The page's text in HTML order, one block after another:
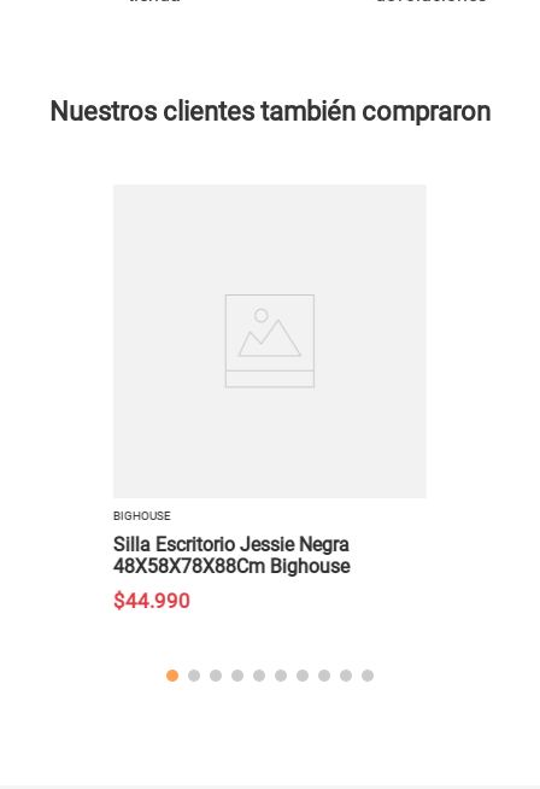
Nuestros clientes también compraron
BIGHOUSE
Silla Escritorio Jessie Negra
48X58X78X88Cm Bighouse
$44.990